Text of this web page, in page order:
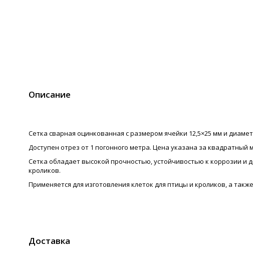
Описание
Сетка сварная оцинкованная с размером ячейки 12,5×25 мм и
Доступен отрез от 1 погонного метра. Цена указана за квадратный
Сетка обладает высокой прочностью, устойчивостью к коррозии
кроликов.
Применяется для изготовления клеток для птицы и кроликов, а
Доставка